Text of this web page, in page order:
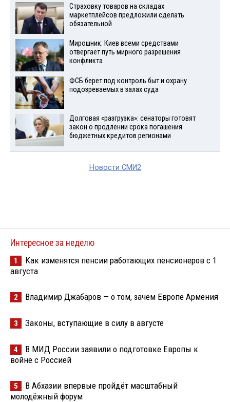
Страховку товаров на складах
маркетплейсов предложили сделать
обязательной
Мирошник: Киев всеми средствами
отвергает путь мирного разрешения
конфликта
ФСБ берет под контроль быт и охрану
подозреваемых в залах суда
Долговая «разгрузка»: сенаторы готовят
закон о продлении срока погашения
бюджетных кредитов регионами
Новости СМИ2
Интересное за неделю
1
Как изменятся пенсии работающих пенсионеров с 1
августа
2 Владимир Джабаров — о том, зачем Европе Армения
3 Законы, вступающие в силу в августе
4
В МИД России заявили о подготовке Европы к
войне с Россией
5
В Абхазии впервые пройдёт масштабный
молодёжный форум